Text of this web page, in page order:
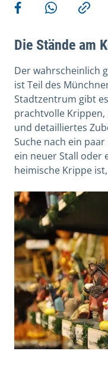
Share on Facebook
Share viaCopy
Die Stände am
Der wahrscheinlich
ist Teil des
Stadtzentrum gibt
prachtvolle
und detailliertes
Suche nach ein
ein neuer Stall oder
heimische Krippe